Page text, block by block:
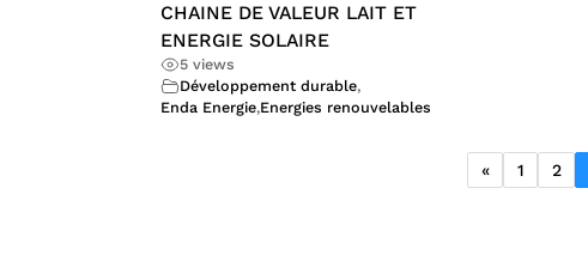
CHAINE DE VALEUR LAIT ET
ENERGIE SOLAIRE
5 views
Développement durable,
Enda Energie,Energies renouvelables
« 1 2